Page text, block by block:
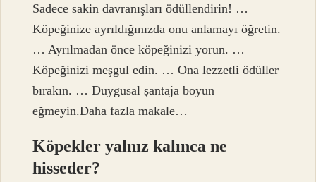
Sadece sakin davranışları ödüllendirin! …
Köpeğinize ayrıldığınızda onu anlamayı öğretin.
… Ayrılmadan önce köpeğinizi yorun. …
Köpeğinizi meşgul edin. … Ona lezzetli ödüller
bırakın. … Duygusal şantaja boyun
eğmeyin.Daha fazla makale…
Köpekler yalnız kalınca ne
hisseder?